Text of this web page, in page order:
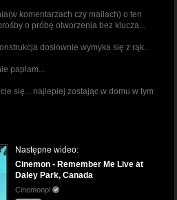
komentarzach czy mailach) o ten
o próbę otworzenia bez klucza...
dosłownie wymyka się z rąk..
paplam...
się... najlepiej zostając w domu w tym
Następne wideo:
Cinemon - Remember Me Live at
Daley Park, Canada
Cinemonpl